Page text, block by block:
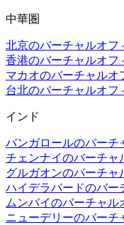
中華圏
北京のバーチャルオフ
香港のバーチャルオフ
マカオのバーチャルオ
台北のバーチャルオフ
インド
バンガロールのバーチ
チェンナイのバーチャ
グルガオンのバーチャ
ハイデラバードのバー
ムンバイのバーチャル
ニューデリーのバーチ